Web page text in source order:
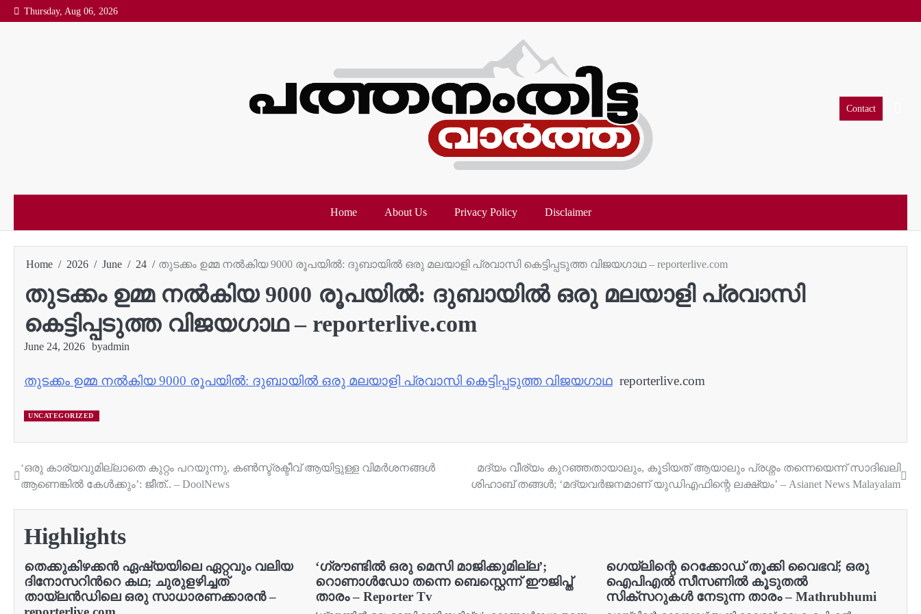
Skip
to
Thursday, Aug 06, 2026
Contact
Home About Us Privacy Policy Disclaimer
Home 2026 June 24 തുടക്കം ഉമ്മ നല്‍കിയ 9000 രൂപയില്‍: ദുബായിൽ ഒരു മലയാളി പ്രവാസി കെട്ടിപ്പടുത്ത വിജയഗാഥ – reporterlive.com
തുടക്കം ഉമ്മ നല്‍കിയ 9000 രൂപയില്‍: ദുബായിൽ ഒരു മലയാളി പ്രവാസി
കെട്ടിപ്പടുത്ത വിജയഗാഥ – reporterlive.com
June 24, 2026 byadmin
തുടക്കം ഉമ്മ നല്‍കിയ 9000 രൂപയില്‍: ദുബായിൽ ഒരു മലയാളി പ്രവാസി കെട്ടിപ്പടുത്ത വിജയഗാഥ reporterlive.com
UNCATEGORIZED
Post
navigation
‘ഒരു കാര്യവുമില്ലാതെ കുറ്റം പറയുന്നു, കണ്‍സ്ട്രക്ടീവ് ആയിട്ടുള്ള വിമര്‍ശനങ്ങള്‍
ആണെങ്കില്‍ കേള്‍ക്കും’: ജീത്.. – DoolNews
മദ്യം വീര്യം കുറഞ്ഞതായാലും, കൂടിയത് ആയാലും പ്രശ്നം തന്നെയെന്ന് സാദിഖലി
ശിഹാബ് തങ്ങൾ; ‘മദ്യവർജനമാണ് യുഡിഎഫിന്റെ ലക്ഷ്യം’ – Asianet News Malayalam
Highlights
തെക്കുകിഴക്കൻ ഏഷ്യയിലെ ഏറ്റവും വലിയ
ദിനോസറിന്‍റെ കഥ; ചുരുളഴിച്ചത്
തായ്‌ലൻഡിലെ ഒരു സാധാരണക്കാരൻ –
‘ഗ്രൗണ്ടിൽ ഒരു മെസി മാജിക്കുമില്ല’;
റൊണാൾഡോ തന്നെ ബെസ്റ്റെന്ന് ഈജിപ്ത്
താരം – Reporter Tv
ഗെയ്ലിന്റെ റെക്കോഡ് തൂക്കി വൈഭവ്; ഒരു
ഐപിഎൽ സീസണിൽ കൂടുതൽ
സിക്സറുകൾ നേടുന്ന താരം – Mathrubhumi